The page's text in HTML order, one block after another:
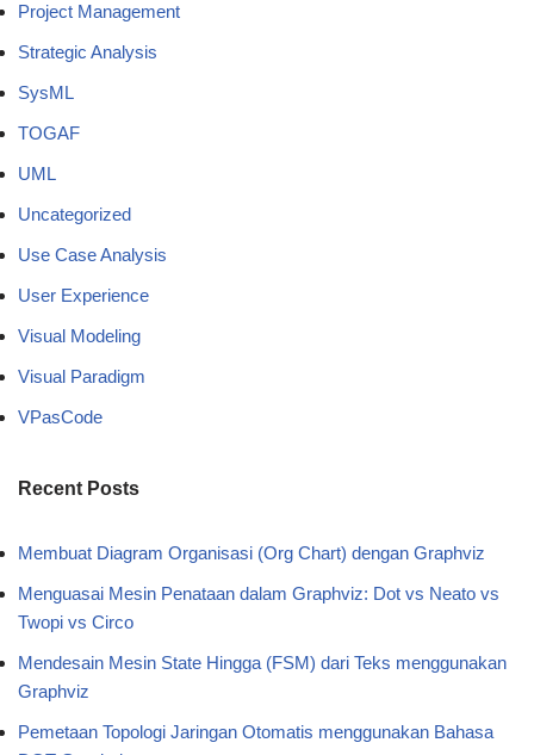
Project Management
Strategic Analysis
SysML
TOGAF
UML
Uncategorized
Use Case Analysis
User Experience
Visual Modeling
Visual Paradigm
VPasCode
Recent Posts
Membuat Diagram Organisasi (Org Chart) dengan Graphviz
Menguasai Mesin Penataan dalam Graphviz: Dot vs Neato vs
Twopi vs Circo
Mendesain Mesin State Hingga (FSM) dari Teks menggunakan
Graphviz
Pemetaan Topologi Jaringan Otomatis menggunakan Bahasa